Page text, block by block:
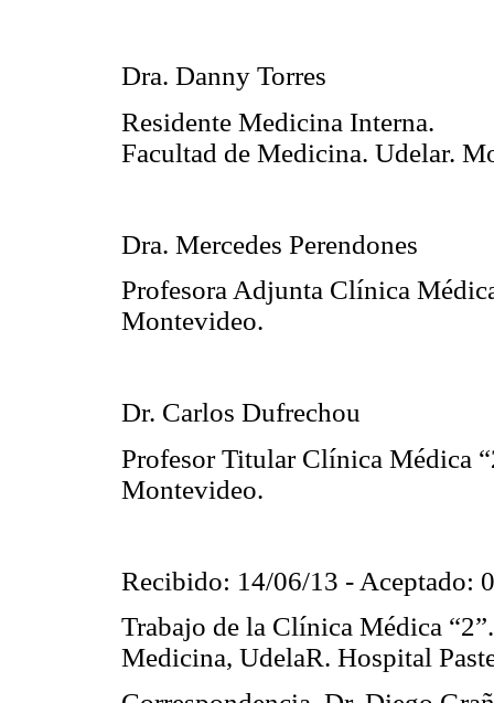
Dra. Danny Torres
Residente Medicina Interna.
Facultad de Medicina. Udelar.
Dra. Mercedes Perendones
Profesora Adjunta Clínica
Montevideo.
Dr. Carlos Dufrechou
Profesor Titular Clínica Médica
Montevideo.
Recibido: 14/06/13 - Aceptado:
Trabajo de la Clínica Médica
Medicina, UdelaR. Hospital